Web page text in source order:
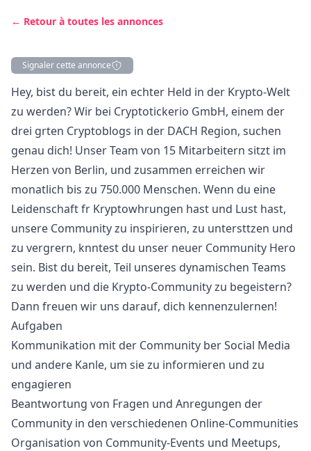
← Retour à toutes les annonces
Signaler cette annonce
Description
Hey, bist du bereit, ein echter Held in der Krypto-Welt
zu werden? Wir bei Cryptotickerio GmbH, einem der
drei grten Cryptoblogs in der DACH Region, suchen
genau dich! Unser Team von 15 Mitarbeitern sitzt im
Herzen von Berlin, und zusammen erreichen wir
monatlich bis zu 750.000 Menschen. Wenn du eine
Leidenschaft fr Kryptowhrungen hast und Lust hast,
unsere Community zu inspirieren, zu untersttzen und
zu vergrern, knntest du unser neuer Community Hero
sein. Bist du bereit, Teil unseres dynamischen Teams
zu werden und die Krypto-Community zu begeistern?
Dann freuen wir uns darauf, dich kennenzulernen!
Aufgaben
Kommunikation mit der Community ber Social Media
und andere Kanle, um sie zu informieren und zu
engagieren
Beantwortung von Fragen und Anregungen der
Community in den verschiedenen Online-Communities
Organisation von Community-Events und Meetups,